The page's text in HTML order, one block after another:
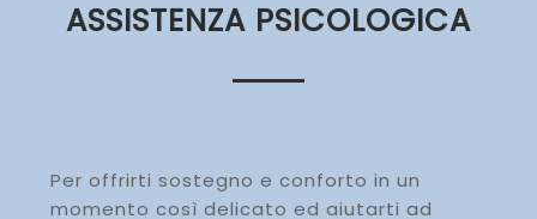
ASSISTENZA PSICOLOGICA
Per offrirti sostegno e conforto in un
momento così delicato ed aiutarti ad